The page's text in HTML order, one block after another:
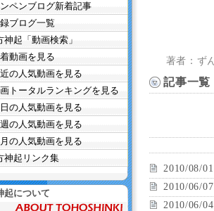
著者：ず
記事一覧
2010/08/
2010/06/
2010/06/
ンペンブログ新着記事
ブログ一覧
神起「動画検索」
動画を見る
の人気動画を見る
トータルランキングを見る
の人気動画を見る
の人気動画を見る
の人気動画を見る
神起リンク集
起について